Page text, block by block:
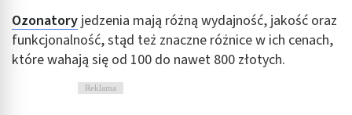
Ozonatory jedzenia mają różną wydajność, jakość oraz
funkcjonalność, stąd też znaczne różnice w ich cenach,
które wahają się od 100 do nawet 800 złotych.
Reklama